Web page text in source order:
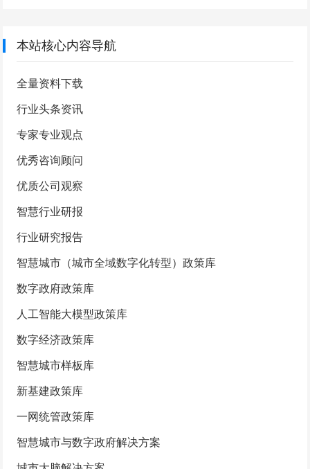
本站核心内容导航
全量资料下载
行业头条资讯
专家专业观点
优秀咨询顾问
优质公司观察
智慧行业研报
行业研究报告
智慧城市（城市全域数字化转型）政策库
数字政府政策库
人工智能大模型政策库
数字经济政策库
智慧城市样板库
新基建政策库
一网统管政策库
智慧城市与数字政府解决方案